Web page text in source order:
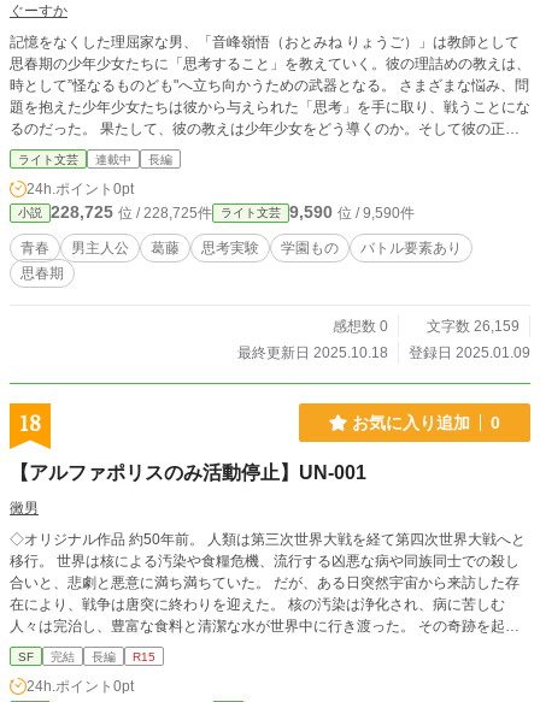
ぐーすか
記憶をなくした理屈家な男、「音峰嶺悟（おとみね りょうご）」は教師として
思春期の少年少女たちに「思考すること」を教えていく。彼の理詰めの教えは、
時として”怪なるものども"へ立ち向かうための武器となる。 さまざまな悩み、問
題を抱えた少年少女たちは彼から与えられた「思考」を手に取り、戦うことにな
るのだった。 果たして、彼の教えは少年少女をどう導くのか。そして彼の正体
と、目的とは。 思考実験と思春期の葛藤が織りなす、論理×葛藤ストーリー
ライト文芸 連載中 長編
24h.ポイント 0pt
小説 228,725 位 / 228,725件 ライト文芸 9,590 位 / 9,590件
青春 男主人公 葛藤 思考実験 学園もの
バトル要素あり
思春期
感想数 0
文字数 26,159
最終更新日 2025.10.18
登録日 2025.01.09
18 お気に入り追加 0
【アルファポリスのみ活動停止】UN-001
黴男
◇オリジナル作品 約50年前。 人類は第三次世界大戦を経て第四次世界大戦へと
移行。 世界は核による汚染や食糧危機、流行する凶悪な病や同族同士での殺し
合いと、悲劇と悪意に満ち満ちていた。 だが、ある日突然宇宙から来訪した存
在により、戦争は唐突に終わりを迎えた。 核の汚染は浄化され、病に苦しむ
人々は完治し、豊富な食料と清潔な水が世界中に行き渡った。 その奇跡を起こ
したのは、地球より遥かに離れた星よりやってきた異星人――――アディブ人。
地球人の声帯では発話できない言葉で喋る彼等と、人類は何とかコミュニケーシ
ョンに成功。 それ以降は、世界が一丸となって復興に尽力し、アディブ人もそ
SF 完結 長編 R15
24h.ポイント 0pt